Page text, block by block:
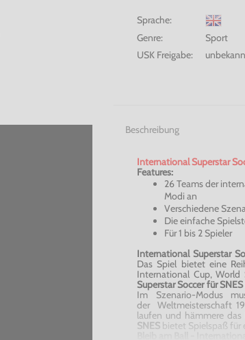
Sprache:
Genre:
Sport
USK Freigabe:
Beschreibung
International Superstar
Features:
26 Teams der
Modi an
Verschiedene
Die einfache
Für 1 bis 2 Spieler
International Superstar
Das Spiel bietet eine
International Cup, World
Superstar Soccer für SNES
Im Szenario-Modus
der Weltmeisterschaft
laufen und hämmere
SNES bietet Spielspaß für